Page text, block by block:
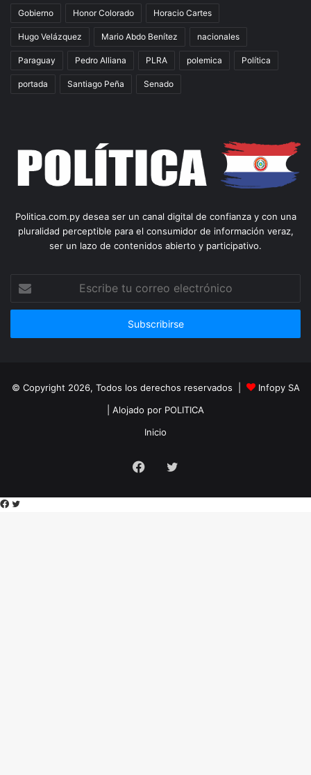
Gobierno Honor Colorado Horacio Cartes
Hugo Velázquez Mario Abdo Benítez nacionales
Paraguay Pedro Alliana PLRA polemica Política
portada Santiago Peña Senado
Politica.com.py desea ser un canal digital de confianza y con una
pluralidad perceptible para el consumidor de información veraz,
ser un lazo de contenidos abierto y participativo.
correo
© Copyright 2026, Todos los derechos reservados |
Infopy SA
| Alojado por POLITICA
Inicio
FacebookTwitter
Facebook
Twitter